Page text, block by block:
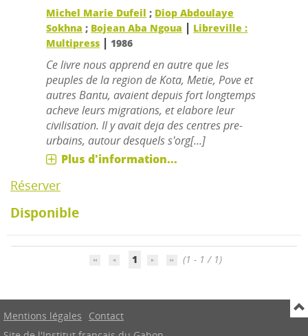
Michel Marie Dufeil ; Diop Abdoulaye
Sokhna ; Bojean Aba Ngoua | Libreville :
Multipress | 1986
Ce livre nous apprend en autre que les
peuples de la region de Kota, Metie, Pove et
autres Bantu, avaient depuis fort longtemps
acheve leurs migrations, et elabore leur
civilisation. Il y avait deja des centres pre-
urbains, autour desquels s'org[...]
Plus d'information...
Réserver
Disponible
1 (1 - 1 / 1)
Mentions légales
Contact